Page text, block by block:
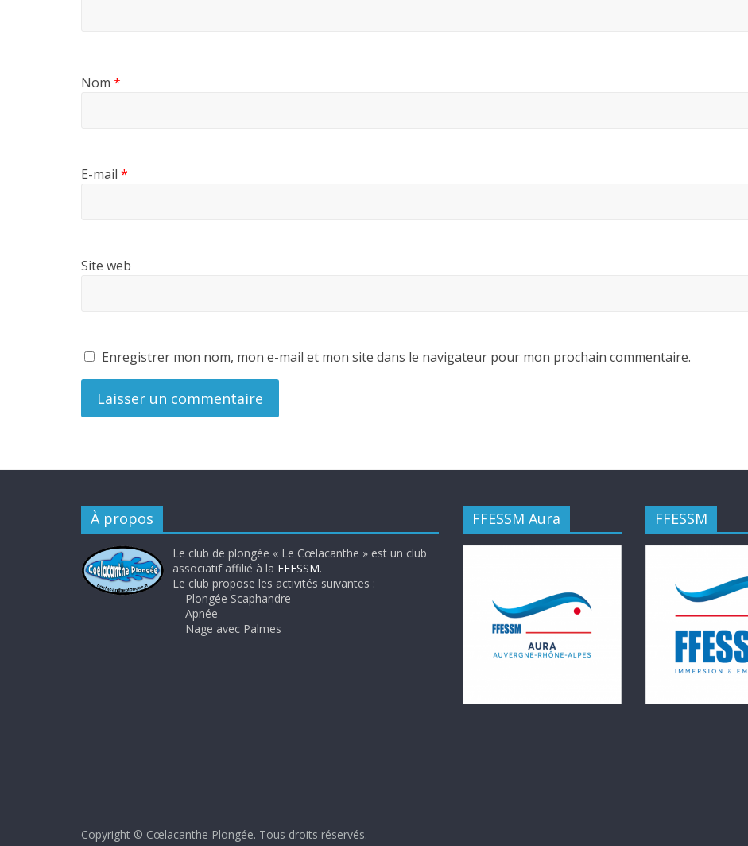
Nom *
E-mail *
Site web
Enregistrer mon nom, mon e-mail et mon site dans le navigateur pour mon prochain commentaire.
À propos
Le club de plongée « Le Cœlacanthe » est un club
associatif affilié à la FFESSM.
Le club propose les activités suivantes :
Plongée Scaphandre
Apnée
Nage avec Palmes
FFESSM Aura FFESSM